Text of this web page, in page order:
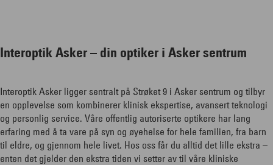
Interoptik Asker – din optiker i Asker sentrum
Interoptik Asker ligger sentralt på Strøket 9 i Asker sentrum og tilbyr
en opplevelse som kombinerer klinisk ekspertise, avansert teknologi
og personlig service. Våre offentlig autoriserte optikere har lang
erfaring med å ta vare på syn og øyehelse for hele familien, fra barn
til eldre, og gjennom hele livet. Hos oss får du alltid det lille ekstra –
enten det gjelder den ekstra tiden vi setter av til våre kliniske